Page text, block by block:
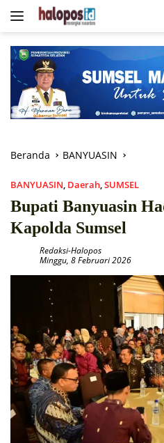
Langsung
Beranda BANYUASIN
BANYUASIN Daerah SUMSEL
Bupati Banyuasin
Kapolda Sumsel
Redaksi-Halopos
Minggu, 8 Februari 2026